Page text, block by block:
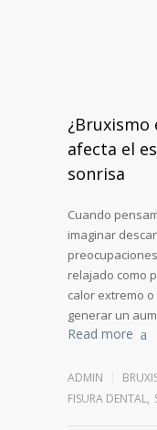
¿Bruxismo
afecta el
sonrisa
Cuando
imaginar
relajado como
calor extremo
generar un
Read more
ADMIN
FISURA DENTAL,